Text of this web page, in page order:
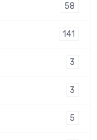
58
141
3
3
5